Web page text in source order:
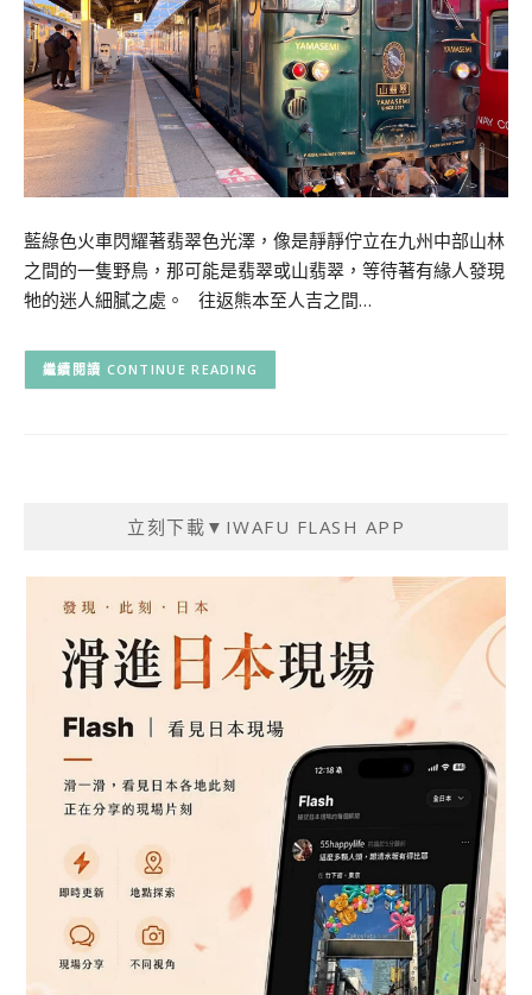
藍綠色火車閃耀著翡翠色光澤，像是靜靜佇立在九州中部山林
之間的一隻野鳥，那可能是翡翠或山翡翠，等待著有緣人發現
牠的迷人細膩之處。 往返熊本至人吉之間…
CONTINUE READING
立刻下載▼IWAFU FLASH APP